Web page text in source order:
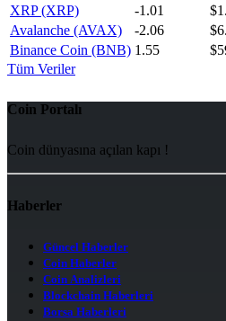
XRP (XRP)
-1.01
Avalanche (AVAX)
-2.06
Binance Coin (BNB) 1.55
Tüm Veriler
Coin Portalı
Coin dünyasına açılan kapı !
Haberler
Güncel Haberler
Coin Haberler
Coin Analizleri
Blockchain Haberleri
Borsa Haberleri